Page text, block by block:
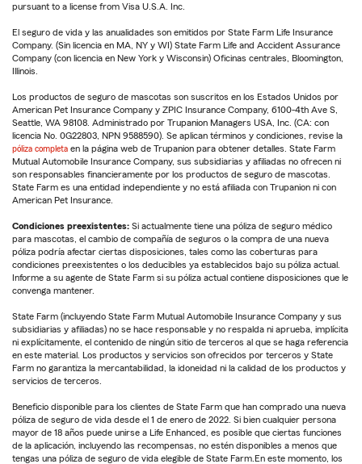
pursuant to a license from Visa U.S.A. Inc.
El seguro de vida y las anualidades son emitidos por State Farm Life Insurance
Company. (Sin licencia en MA, NY y WI) State Farm Life and Accident Assurance
Company (con licencia en New York y Wisconsin) Oficinas centrales, Bloomington,
Illinois.
Los productos de seguro de mascotas son suscritos en los Estados Unidos por
American Pet Insurance Company y ZPIC Insurance Company, 6100-4th Ave S,
Seattle, WA 98108. Administrado por Trupanion Managers USA, Inc. (CA: con
licencia No. 0G22803, NPN 9588590). Se aplican términos y condiciones, revise la
póliza completa en la página web de Trupanion para obtener detalles. State Farm
Mutual Automobile Insurance Company, sus subsidiarias y afiliadas no ofrecen ni
son responsables financieramente por los productos de seguro de mascotas.
State Farm es una entidad independiente y no está afiliada con Trupanion ni con
American Pet Insurance.
Condiciones preexistentes: Si actualmente tiene una póliza de seguro médico
para mascotas, el cambio de compañía de seguros o la compra de una nueva
póliza podría afectar ciertas disposiciones, tales como las coberturas para
condiciones preexistentes o los deducibles ya establecidos bajo su póliza actual.
Informe a su agente de State Farm si su póliza actual contiene disposiciones que le
convenga mantener.
State Farm (incluyendo State Farm Mutual Automobile Insurance Company y sus
subsidiarias y afiliadas) no se hace responsable y no respalda ni aprueba, implícita
ni explícitamente, el contenido de ningún sitio de terceros al que se haga referencia
en este material. Los productos y servicios son ofrecidos por terceros y State
Farm no garantiza la mercantabilidad, la idoneidad ni la calidad de los productos y
servicios de terceros.
Beneficio disponible para los clientes de State Farm que han comprado una nueva
póliza de seguro de vida desde el 1 de enero de 2022. Si bien cualquier persona
mayor de 18 años puede unirse a Life Enhanced, es posible que ciertas funciones
de la aplicación, incluyendo las recompensas, no estén disponibles a menos que
tengas una póliza de seguro de vida elegible de State Farm.En este momento, los